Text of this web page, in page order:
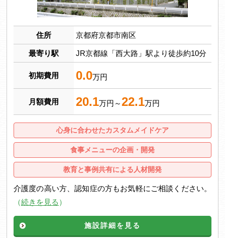
住所 京都府京都市南区
最寄り駅 JR京都線「西大路」駅より徒歩約10分
初期費用 0.0万円
月額費用 20.1万円～22.1万円
心身に合わせたカスタムメイドケア
食事メニューの企画・開発
教育と事例共有による人材開発
介護度の高い方、認知症の方もお気軽にご相談ください。
（続きを見る ）
施設詳細を見る